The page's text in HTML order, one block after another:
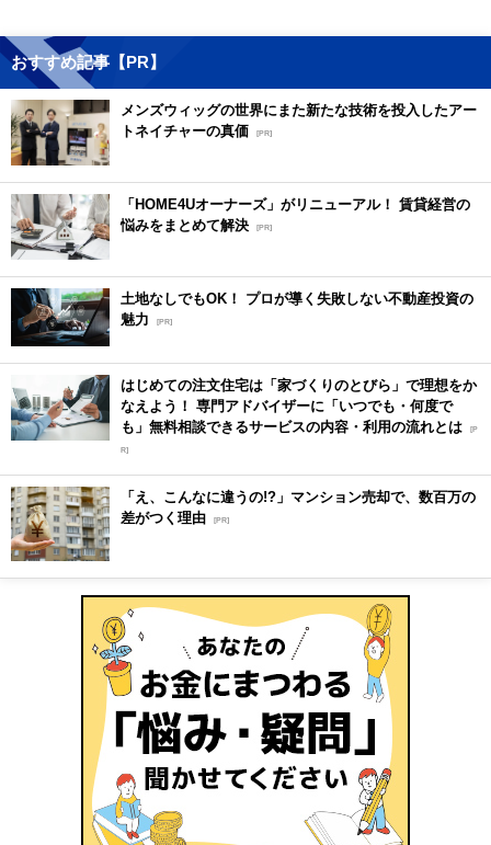
おすすめ記事【PR】
メンズウィッグの世界にまた新たな技術を投入したアー
トネイチャーの真価
[PR]
「HOME4Uオーナーズ」がリニューアル！ 賃貸経営の
悩みをまとめて解決 [PR]
土地なしでもOK！ プロが導く失敗しない不動産投資の
魅力
[PR]
はじめての注文住宅は「家づくりのとびら」で理想をか
なえよう！ 専門アドバイザーに「いつでも・何度で
も」無料相談できるサービスの内容・利用の流れとは [P
R]
「え、こんなに違うの!?」マンション売却で、数百万の
差がつく理由 [PR]